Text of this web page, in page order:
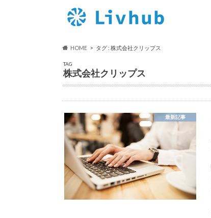
HOME タグ : 株式会社クリップス
TAG
株式会社クリップス
最新記事